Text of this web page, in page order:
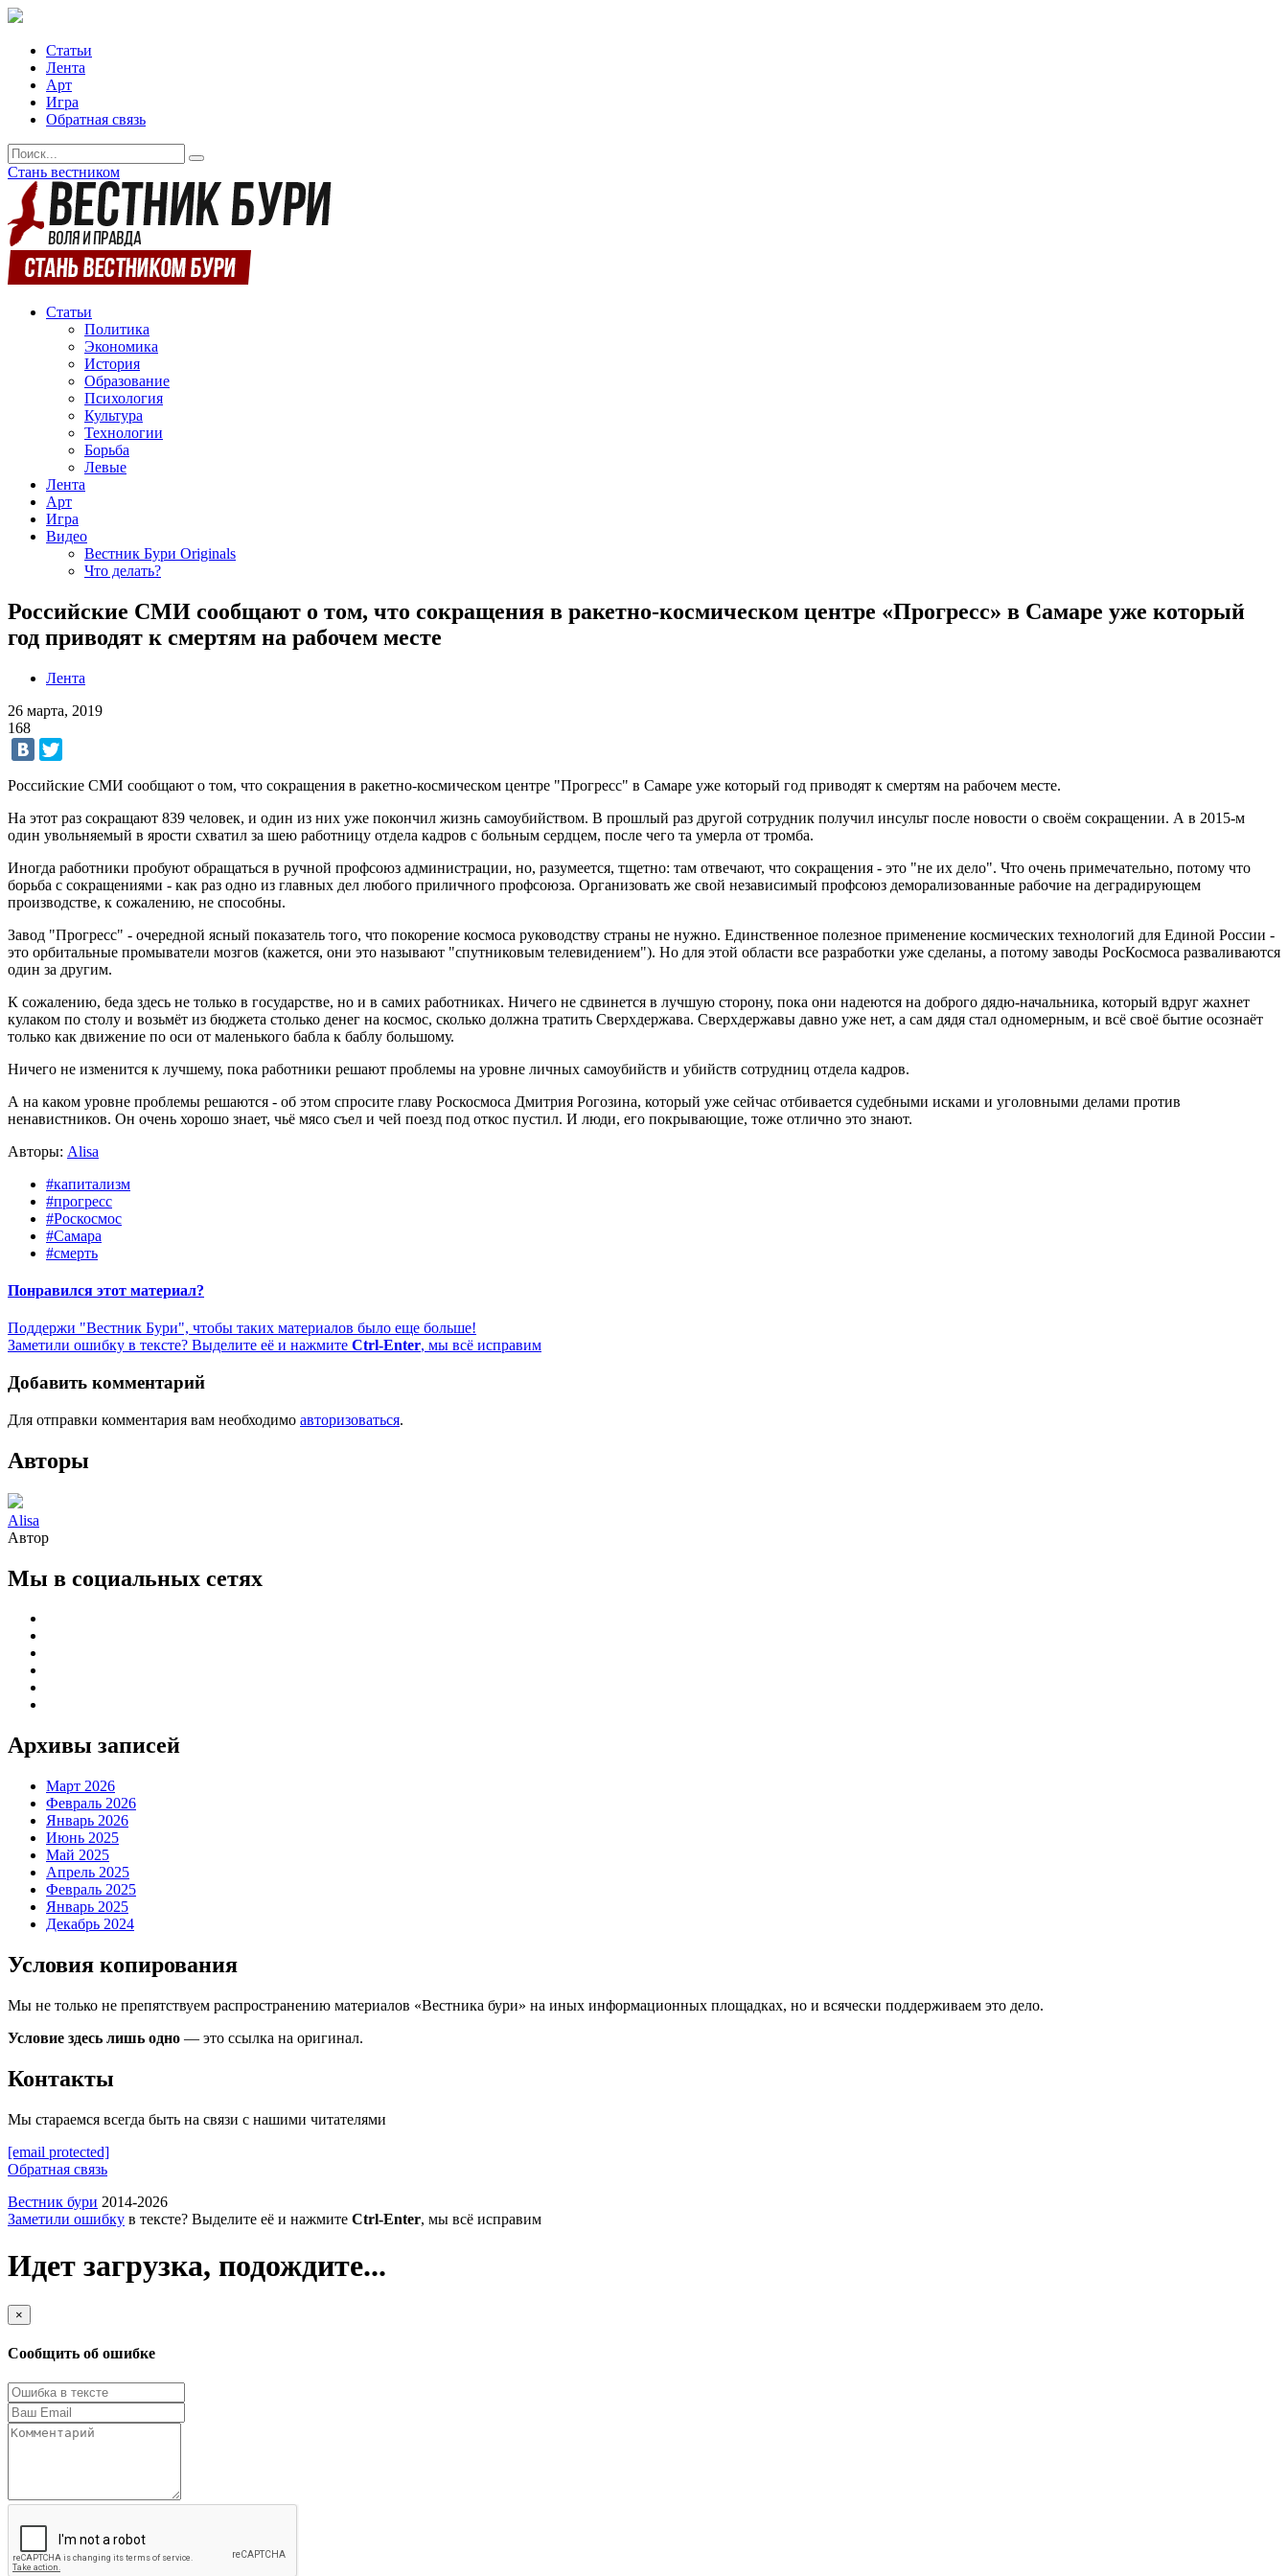
Статьи
Лента
Арт
Игра
Обратная связь
Стань вестником
Статьи
Политика
Экономика
История
Образование
Психология
Культура
Технологии
Борьба
Левые
Лента
Арт
Игра
Видео
Вестник Бури Originals
Что делать?
Российские СМИ сообщают о том, что сокращения в ракетно-космическом центре «Прогресс» в Самаре уже который
год приводят к смертям на рабочем месте
Лента
26 марта, 2019
168
Российские СМИ сообщают о том, что сокращения в ракетно-космическом центре "Прогресс" в Самаре уже который год приводят к смертям на рабочем месте.
На этот раз сокращают 839 человек, и один из них уже покончил жизнь самоубийством. В прошлый раз другой сотрудник получил инсульт после новости о своём сокращении. А в 2015-м
один увольняемый в ярости схватил за шею работницу отдела кадров с больным сердцем, после чего та умерла от тромба.
Иногда работники пробуют обращаться в ручной профсоюз администрации, но, разумеется, тщетно: там отвечают, что сокращения - это "не их дело". Что очень примечательно, потому что
борьба с сокращениями - как раз одно из главных дел любого приличного профсоюза. Организовать же свой независимый профсоюз деморализованные рабочие на деградирующем
производстве, к сожалению, не способны.
Завод "Прогресс" - очередной ясный показатель того, что покорение космоса руководству страны не нужно. Единственное полезное применение космических технологий для Единой России -
это орбитальные промыватели мозгов (кажется, они это называют "спутниковым телевидением"). Но для этой области все разработки уже сделаны, а потому заводы РосКосмоса разваливаются
один за другим.
К сожалению, беда здесь не только в государстве, но и в самих работниках. Ничего не сдвинется в лучшую сторону, пока они надеются на доброго дядю-начальника, который вдруг жахнет
кулаком по столу и возьмёт из бюджета столько денег на космос, сколько должна тратить Сверхдержава. Сверхдержавы давно уже нет, а сам дядя стал одномерным, и всё своё бытие осознаёт
только как движение по оси от маленького бабла к баблу большому.
Ничего не изменится к лучшему, пока работники решают проблемы на уровне личных самоубийств и убийств сотрудниц отдела кадров.
А на каком уровне проблемы решаются - об этом спросите главу Роскосмоса Дмитрия Рогозина, который уже сейчас отбивается судебными исками и уголовными делами против
ненавистников. Он очень хорошо знает, чьё мясо съел и чей поезд под откос пустил. И люди, его покрывающие, тоже отлично это знают.
Авторы: Alisa
#капитализм
#прогресс
#Роскосмос
#Самара
#cмерть
Понравился этот материал?
Поддержи "Вестник Бури", чтобы таких материалов было еще больше!
Заметили ошибку в тексте? Выделите её и нажмите Ctrl-Enter, мы всё исправим
Добавить комментарий
Для отправки комментария вам необходимо авторизоваться.
Авторы
Alisa
Автор
Мы в социальных сетях
Архивы записей
Март 2026
Февраль 2026
Январь 2026
Июнь 2025
Май 2025
Апрель 2025
Февраль 2025
Январь 2025
Декабрь 2024
Условия копирования
Мы не только не препятствуем распространению материалов «Вестника бури» на иных информационных площадках, но и всячески поддерживаем это дело.
Условие здесь лишь одно — это ссылка на оригинал.
Контакты
Мы стараемся всегда быть на связи с нашими читателями
[email protected]
Обратная связь
Вестник бури 2014-2026
Заметили ошибку в тексте? Выделите её и нажмите Ctrl-Enter, мы всё исправим
Идет загрузка, подождите...
×
Сообщить об ошибке